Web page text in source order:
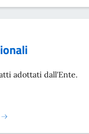
adottati dall'Ente.